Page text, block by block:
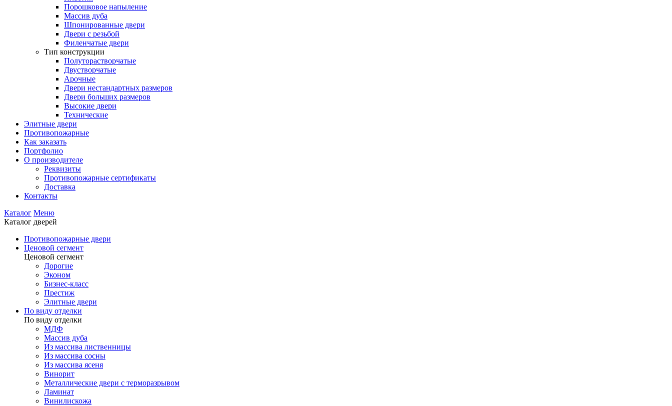
Порошковое напыление
Массив дуба
Шпонированные двери
Двери с резьбой
Филенчатые двери
Тип конструкции
Полуторастворчатые
Двустворчатые
Арочные
Двери нестандартных размеров
Двери больших размеров
Высокие двери
Технические
Элитные двери
Противопожарные
Как заказать
Портфолио
О производителе
Реквизиты
Противопожарные сертификаты
Доставка
Контакты
Каталог Меню
Каталог дверей
Противопожарные двери
Ценовой сегмент
Ценовой сегмент
Дорогие
Эконом
Бизнес-класс
Престиж
Элитные двери
По виду отделки
По виду отделки
МДФ
Массив дуба
Из массива лиственницы
Из массива сосны
Из массива ясеня
Винорит
Металлические двери с терморазрывом
Ламинат
Винилискожа